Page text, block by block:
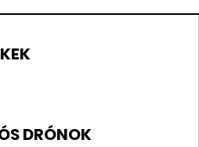
DRÓNOK